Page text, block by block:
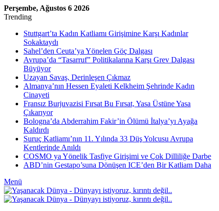
Perşembe, Ağustos 6 2026
Trending
Stuttgart’ta Kadın Katliamı Girişimine Karşı Kadınlar
Sokaktaydı
Sahel’den Ceuta’ya Yönelen Göç Dalgası
Avrupa’da “Tasarruf” Politikalarına Karşı Grev Dalgası
Büyüyor
Uzayan Savaş, Derinleşen Çıkmaz
Almanya’nın Hessen Eyaleti Kelkheim Şehrinde Kadın
Cinayeti
Fransız Burjuvazisi Fırsat Bu Fırsat, Yasa Üstüne Yasa
Çıkarıyor
Bologna’da Abderrahim Fakir’in Ölümü İtalya’yı Ayağa
Kaldırdı
Suruç Katliamı’nın 11. Yılında 33 Düş Yolcusu Avrupa
Kentlerinde Anıldı
COSMO ya Yönelik Tasfiye Girişimi ve Çok Dilliliğe Darbe
ABD’nin Gestapo’suna Dönüşen ICE’den Bir Katliam Daha
Menü